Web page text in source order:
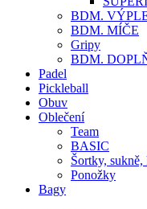
BDM.
BDM. MÍČE
Gripy
BDM.
Padel
Pickleball
Obuv
Oblečení
Team
BASIC
Šortky,
Ponožky
Bagy